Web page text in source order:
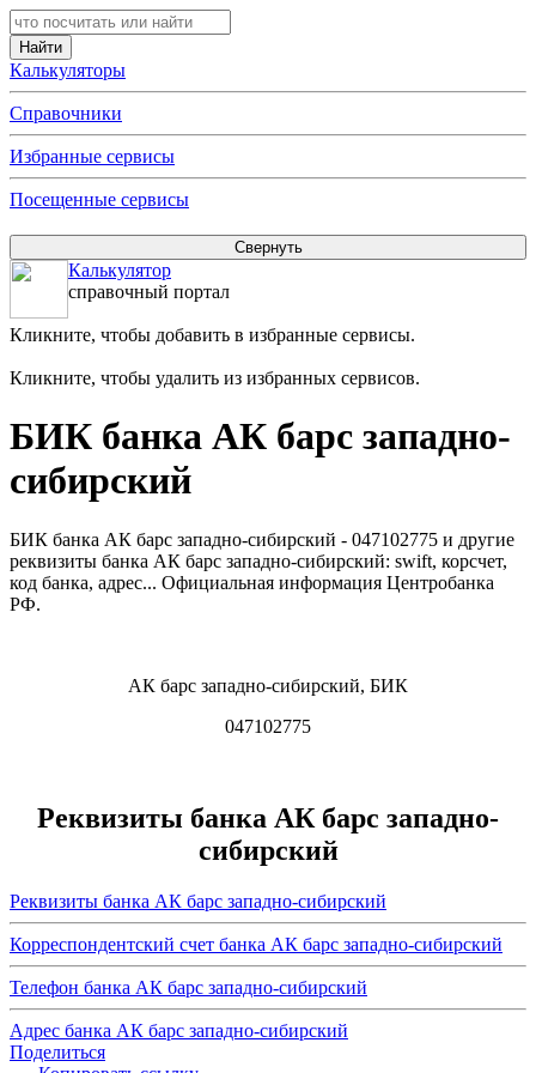
Калькуляторы
Справочники
Избранные сервисы
Посещенные сервисы
Калькулятор
справочный портал
Кликните, чтобы добавить в избранные сервисы.
Кликните, чтобы удалить из избранных сервисов.
БИК банка АК барс западно-
сибирский
БИК банка АК барс западно-сибирский - 047102775 и другие
реквизиты банка АК барс западно-сибирский: swift, корсчет,
код банка, адрес... Официальная информация Центробанка
РФ.
АК барс западно-сибирский, БИК
047102775
Реквизиты банка АК барс западно-
сибирский
Реквизиты банка АК барс западно-сибирский
Корреспондентский счет банка АК барс западно-сибирский
Телефон банка АК барс западно-сибирский
Адрес банка АК барс западно-сибирский
Поделиться